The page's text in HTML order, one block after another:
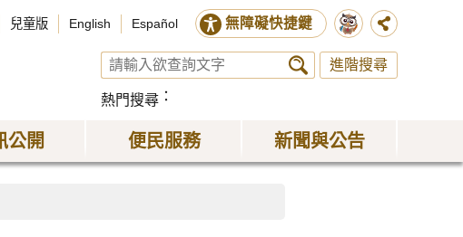
兒童版 English Español 無障礙快捷鍵
進階搜尋
熱門搜尋
公開 便民服務 新聞與公告